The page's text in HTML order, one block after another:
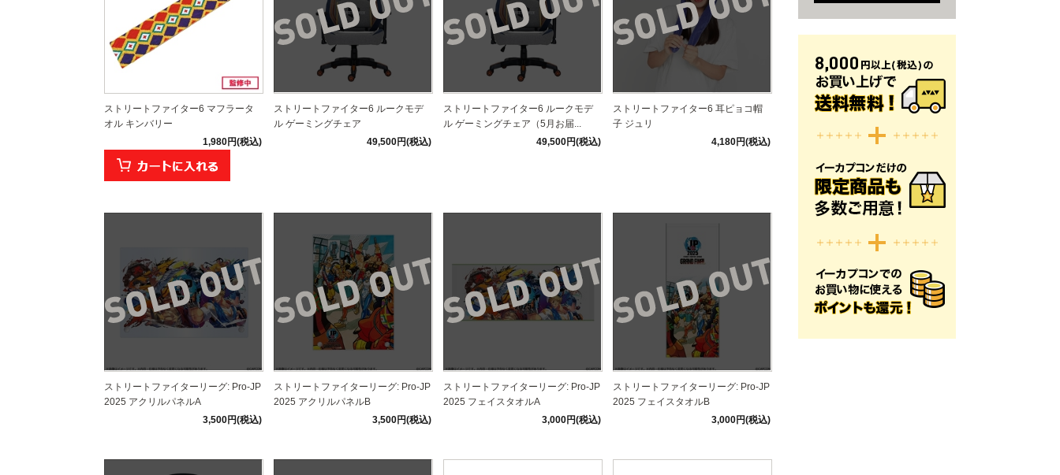
ストリートファイター6 マフラータ
オル キンバリー
1,980円(税込)
ストリートファイター6 ルークモデ
ル ゲーミングチェア
49,500円(税込)
ストリートファイター6 ルークモデ
ル ゲーミングチェア（5月お届...
49,500円(税込)
ストリートファイター6 耳ピョコ帽
子 ジュリ
4,180円(税込)
ストリートファイターリーグ: Pro-JP
2025 アクリルパネルA
3,500円(税込)
ストリートファイターリーグ: Pro-JP
2025 アクリルパネルB
3,500円(税込)
ストリートファイターリーグ: Pro-JP
2025 フェイスタオルA
3,000円(税込)
ストリートファイターリーグ: Pro-JP
2025 フェイスタオルB
3,000円(税込)